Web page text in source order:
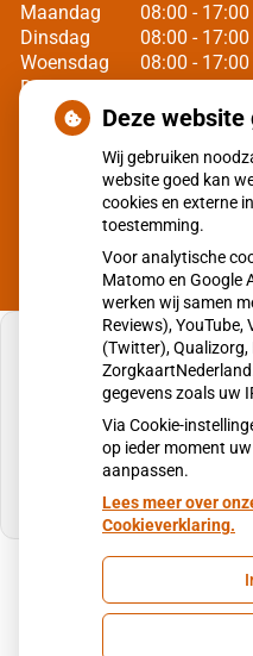
Maandag
08:00 - 17:00
Dinsdag
08:00 - 17:00
Woensdag
08:00 - 17:00
Donderdag
08:00 - 17:00
Vrijdag
08:00 - 17:00
Van 10:30 - 11:00 en
overleg en pauze alleen
U heeft geen
externe inhoud
Cookie-
Uw Zorg
Deze
Wij gebruiken
website goed kan
cookies en externe
toestemming.
Voor analytische
Matomo en Google
werken wij samen
Reviews), YouTube,
(Twitter),
gegevens zoals uw
Via Cookie-
op ieder moment
aanpassen.
Lees meer over
Cookieverklaring.